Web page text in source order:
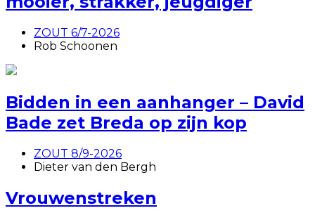
ZOUT 6/7-2026
Rob Schoonen
Bidden in een aanhanger – David
Bade zet Breda op zijn kop
ZOUT 8/9-2026
Dieter van den Bergh
Vrouwenstreken